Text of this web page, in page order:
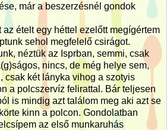
már a beszerzésnél gondok
az ételt egy héttel ezelőtt megígértem
sehol megfelelő csirágot.
néztük az Isprban, semmi, csak
nincs, de még helye sem,
csak két lányka vihog a szotyis
a polcszervíz felirattal. Bár teljesen
is mindig azt találom meg aki azt se
kinn a polcon. Gondolatban
az első munkaruhás